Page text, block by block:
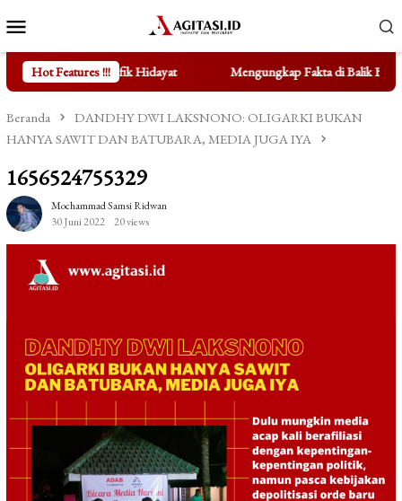
ke
kontenMobile
Hot Features !!!
Hidayat Mengungkap Fakta di Balik Bertenggernya UMKM
Beranda
DANDHY DWI LAKSNONO: OLIGARKI BUKAN
HANYA SAWIT DAN BATUBARA, MEDIA JUGA IYA
1656524755329
Mochammad Samsi Ridwan
30 Juni 2022
20 views